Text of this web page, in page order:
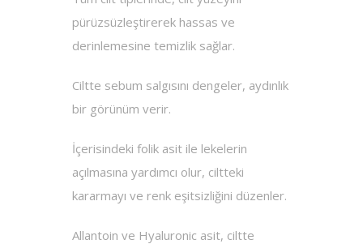
pürüzsüzleştirerek hassas ve
derinlemesine temizlik sağlar.
Ciltte sebum salgısını dengeler, aydınlık
bir görünüm verir.
İçerisindeki folik asit ile lekelerin
açılmasına yardımcı olur, ciltteki
kararmayı ve renk eşitsizliğini düzenler.
Allantoin ve Hyaluronic asit, ciltte